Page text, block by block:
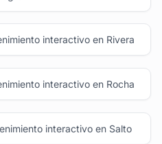
interactivo en Rivera
interactivo en Rocha
interactivo en Salto